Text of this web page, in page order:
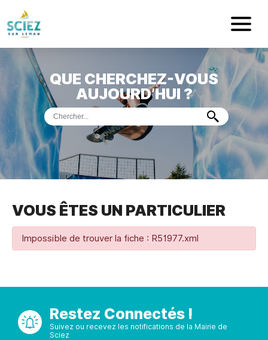
Mairie de
ACCUEIL
VOTREMAIRIE
VIEPRATIQUE
DÉMARCHES &SERVICES
PORTDE PLAISANCE
MUSÉEDE PRÉHISTOIRE ET GÉOLOGIE
QUE CHERCHEZ-VOUS
AUJOURD’HUI ?
VOUS ÊTES UN PARTICULIER
Impossible de trouver la fiche : R51977.xml
Restez Connectés !
Suivez ou recevez les notifications de la Mairie de
Sciez